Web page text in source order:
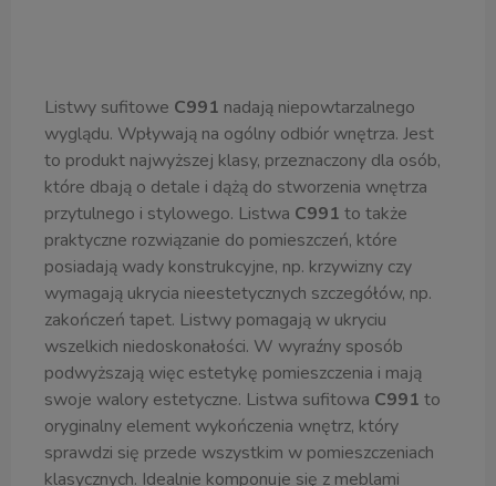
Listwy sufitowe C991 nadają niepowtarzalnego
wyglądu. Wpływają na ogólny odbiór wnętrza. Jest
to produkt najwyższej klasy, przeznaczony dla osób,
które dbają o detale i dążą do stworzenia wnętrza
przytulnego i stylowego. Listwa C991 to także
praktyczne rozwiązanie do pomieszczeń, które
posiadają wady konstrukcyjne, np. krzywizny czy
wymagają ukrycia nieestetycznych szczegółów, np.
zakończeń tapet. Listwy pomagają w ukryciu
wszelkich niedoskonałości. W wyraźny sposób
podwyższają więc estetykę pomieszczenia i mają
swoje walory estetyczne. Listwa sufitowa C991 to
oryginalny element wykończenia wnętrz, który
sprawdzi się przede wszystkim w pomieszczeniach
klasycznych. Idealnie komponuje się z meblami